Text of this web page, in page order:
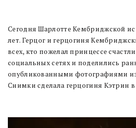
Сегодня Шарлотте Кембриджской
лет. Герцог и герцогиня
всех, кто пожелал принцессе
социальных сетях и поделились
опубликованными фотографиями
Снимки сделала герцогиня Кэтрин в